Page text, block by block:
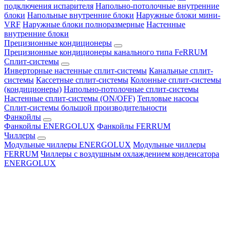
подключения испарителя Напольно-потолочные внутренние
блоки Напольные внутренние блоки Наружные блоки мини-
VRF Наружные блоки полноразмерные Настенные
внутренние блоки
Прецизионные кондиционеры
Прецизионные кондиционеры канального типа FeRRUM
Сплит-системы
Инверторные настенные сплит-системы Канальные сплит-
системы Кассетные сплит-системы Колонные сплит-системы
(кондиционеры) Напольно-потолочные сплит-системы
Настенные сплит-системы (ON/OFF) Тепловые насосы
Сплит-системы большой производительности
Фанкойлы
Фанкойлы ENERGOLUX Фанкойлы FERRUM
Чиллеры
Модульные чиллеры ENERGOLUX Модульные чиллеры
FERRUM Чиллеры с воздушным охлаждением конденсатора
ENERGOLUX